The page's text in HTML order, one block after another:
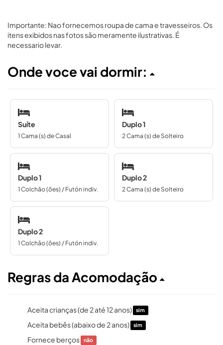
Importante: Nao fornecemos roupa de cama e travesseiros. Os
itens exibidos nas fotos são meramente ilustrativas. É
necessario levar.
Onde voce vai dormir:
Suíte
1 Cama (s) de Casal
Duplo 1
2 Cama (s) de Solteiro
Duplo 1
1 Colchão (ões) / Futón indiv.
Duplo 2
2 Cama (s) de Solteiro
Duplo 2
1 Colchão (ões) / Futón indiv.
Regras da Acomodação
Aceita crianças (de 2 até 12 anos) sim
Aceita bebês (abaixo de 2 anos) sim
Fornece berços não